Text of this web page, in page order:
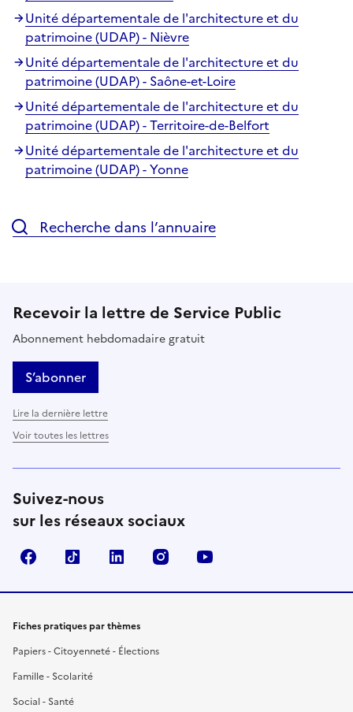
Unité départementale de l'architecture et du
patrimoine (UDAP) - Nièvre
Unité départementale de l'architecture et du
patrimoine (UDAP) - Saône-et-Loire
Unité départementale de l'architecture et du
patrimoine (UDAP) - Territoire-de-Belfort
Unité départementale de l'architecture et du
patrimoine (UDAP) - Yonne
Recherche dans l’annuaire
Recevoir la lettre de Service Public
Abonnement hebdomadaire gratuit
S’abonner
Lire la dernière lettre
Voir toutes les lettres
Suivez-nous
sur les réseaux sociaux
FacebookTikTok LinkedIn Instagram
Fiches pratiques par thèmes
Papiers - Citoyenneté - Élections
Famille - Scolarité
Social - Santé